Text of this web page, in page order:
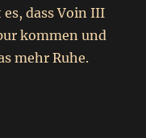
dass Voin III
kommen und
mehr Ruhe.